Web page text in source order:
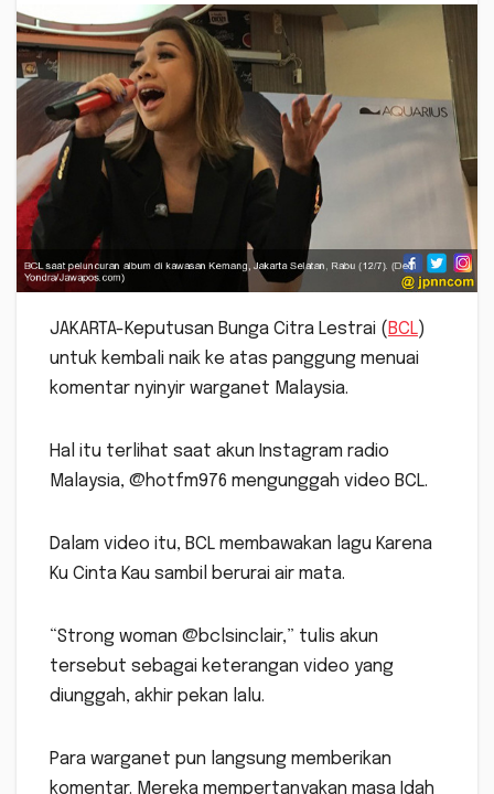
JAKARTA-Keputusan Bunga Citra Lestrai ( BCL)
untuk kembali naik ke atas panggung menuai
komentar nyinyir warganet Malaysia.
Hal itu terlihat saat akun Instagram radio
Malaysia, @hotfm976 mengunggah video BCL.
Dalam video itu, BCL membawakan lagu Karena
Ku Cinta Kau sambil berurai air mata.
“Strong woman @bclsinclair,” tulis akun
tersebut sebagai keterangan video yang
diunggah, akhir pekan lalu.
Para warganet pun langsung memberikan
komentar. Mereka mempertanyakan masa Idah